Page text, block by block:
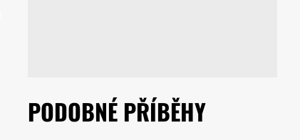
PODOBNÉ PŘÍBĚHY